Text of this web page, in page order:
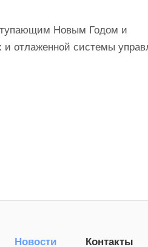
Новым Годом и
отлаженной системы
Новости Контакты